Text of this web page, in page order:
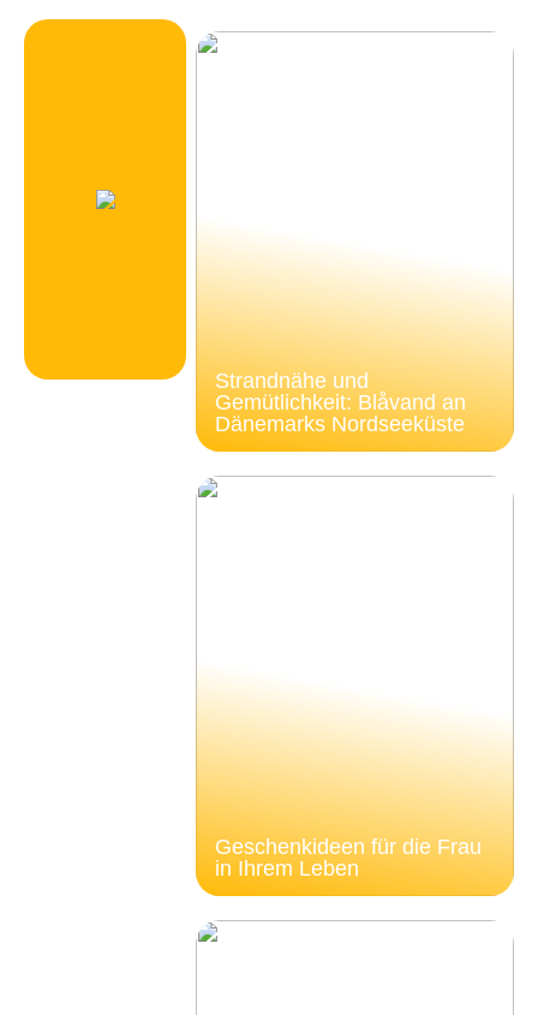
Strandnähe und
Gemütlichkeit: Blåvand an
Dänemarks Nordseeküste
Geschenkideen für die Frau
in Ihrem Leben